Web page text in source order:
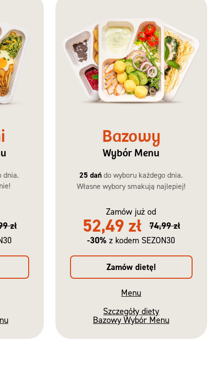
dnia.
zł
Bazowy
Wybór Menu
25 dań do wyboru każdego dnia.
Własne wybory smakują najlepiej!
Zamów już od
52,49 zł
74,99 zł
-30% z kodem SEZON30
Zamów dietę!
Menu
Szczegóły diety
Bazowy Wybór Menu